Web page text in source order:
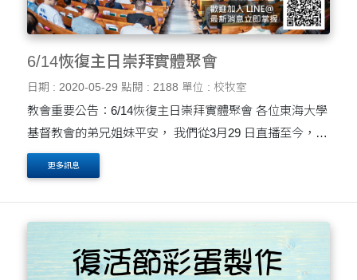
6/14恢復主日崇拜實體聚會
日期 : 2020-05-29 點閱 : 2188 單位 : 校牧室
教會重要公告：6/14恢復主日崇拜實體聚會 各位東海大學
基督教會的弟兄姐妹平安， 我們從3月29 日直播至今，已
有兩個月時間沒有和大家見面，我非常想念大家。首先我
感謝主特別保守台灣，也感謝我們的政府（疾管局）....
更多訊息